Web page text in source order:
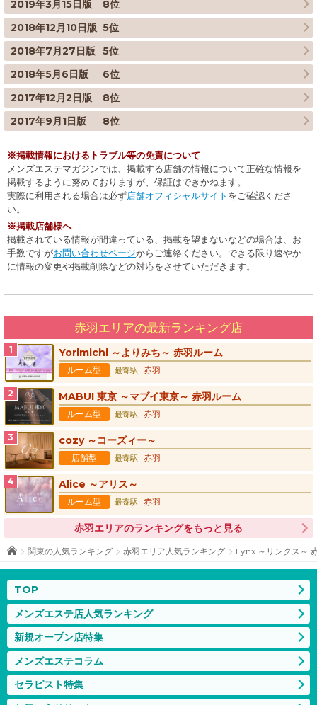
2019年3月15日版
8位
2018年12月10日版 5位
2018年7月27日版
5位
2018年5月6日版
6位
2017年12月2日版
8位
2017年9月1日版
8位
掲載情報におけるトラブル等の免責について
メンズエステマガジンでは、掲載する店舗の情報について正確な情報を
掲載するように努めておりますが、保証はできかねます。
実際に利用される場合は必ず店舗オフィシャルサイト をご確認くださ
い。
掲載店舗様へ
掲載されている情報が間違っている、掲載を望まないなどの場合は、お
手数ですがお問い合わせページからご連絡ください。できる限り速やか
に情報の変更や掲載削除などの対応をさせていただきます。
赤羽エリアの最新ランキング店
Yorimichi ～よりみち～ 赤羽ルーム
ルーム型 最寄駅 赤羽
MABUI 東京 ～マブイ東京～ 赤羽ルーム
ルーム型 最寄駅 赤羽
cozy ～コーズィー～
店舗型 最寄駅 赤羽
Alice ～アリス～
ルーム型 最寄駅 赤羽
赤羽エリアのランキングをもっと見る
関東の人気ランキング 赤羽エリア人気ランキング Lynx ～リンクス～
TOP
メンズエステ店人気ランキング
新規オープン店特集
メンズエステコラム
セラピスト特集